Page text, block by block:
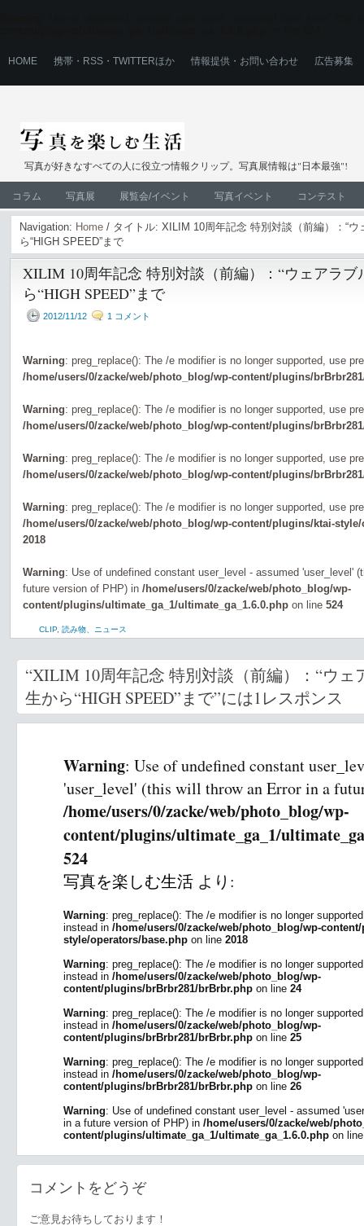
HOME 携帯・RSS・TWITTERほか 情報提供・お問い合わせ 広告募集
写真が好きなすべての人に役立つ情報クリップ。写真展情報は"日本最強"!
コラム 写真展 展覧会/イベント 写真イベント コンテスト
Navigation: Home / タイトル: XILIM 10周年記念 特別対談（前編）：“ウ
ら“HIGH SPEED”まで
XILIM 10周年記念 特別対談（前編）：“ウェアラブ
ら“HIGH SPEED”まで
2012/11/12 1 コメント
Warning: preg_replace(): The /e modifier is no longer supported, use
/home/users/0/zacke/web/photo_blog/wp-content/plugins/
Warning: preg_replace(): The /e modifier is no longer supported, use
/home/users/0/zacke/web/photo_blog/wp-content/plugins/
Warning: preg_replace(): The /e modifier is no longer supported, use
/home/users/0/zacke/web/photo_blog/wp-content/plugins/
Warning: preg_replace(): The /e modifier is no longer supported, use
/home/users/0/zacke/web/photo_blog/wp-content/plugins/ktai-
2018
Warning: Use of undefined constant user_level - assumed 'user_level'
future version of PHP) in /home/users/0/zacke/web/photo_blog/wp-
content/plugins/ultimate_ga_1/ultimate_ga_1.6.0.php on line 524
CLIP, 読み物、ニュース
“XILIM 10周年記念 特別対談（前編）：“ウェ
生から“HIGH SPEED”まで”には1レスポンス
Warning: Use of undefined constant
'user_level' (this will throw an Error in a
/home/users/0/zacke/web/photo_blog/wp-
content/plugins/ultimate_ga_1/
524
写真を楽しむ生活 より:
Warning: preg_replace(): The /e modifier is no longer
instead in /home/users/0/zacke/web/photo_blog/wp-
style/operators/base.php on line 2018
Warning: preg_replace(): The /e modifier is no longer
instead in /home/users/0/zacke/web/photo_blog/wp-
content/plugins/brBrbr281/brBrbr.php on line 24
Warning: preg_replace(): The /e modifier is no longer
instead in /home/users/0/zacke/web/photo_blog/wp-
content/plugins/brBrbr281/brBrbr.php on line 25
Warning: preg_replace(): The /e modifier is no longer
instead in /home/users/0/zacke/web/photo_blog/wp-
content/plugins/brBrbr281/brBrbr.php on line 26
Warning: Use of undefined constant user_level - assumed
in a future version of PHP) in /home/users/0/zacke/web/
content/plugins/ultimate_ga_1/ultimate_ga_1.6.0.php on
コメントをどうぞ
ご意見お待ちしております！